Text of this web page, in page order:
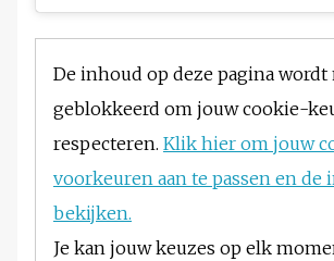
De inhoud op deze pagina
geblokkeerd om jouw cookie-
respecteren. Klik hier om jouw
voorkeuren aan te passen en de
bekijken.
Je kan jouw keuzes op elk